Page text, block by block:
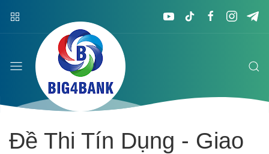
Đề Thi Tín Dụng - Giao